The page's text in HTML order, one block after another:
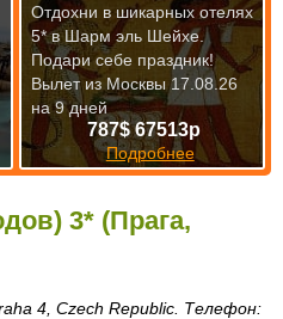
3* (Прага,
4, Czech Republic. Телефон:
787$ 67513р
Подробнее
Отдохни в шикарных отелях
5* в Шарм эль Шейхе.
Подари себе праздник!
Вылет из Москвы 17.08.26
на 9 дней